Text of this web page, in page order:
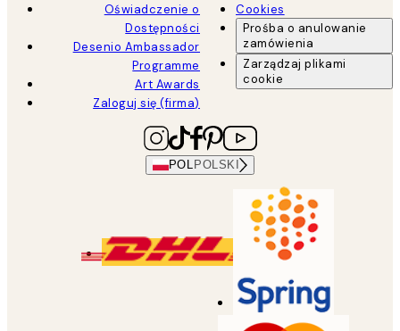
Oświadczenie o
Dostępności
Desenio Ambassador
Programme
Art Awards
Zaloguj się (firma)
Cookies
Prośba o anulowanie
zamówienia
Zarządzaj plikami
cookie
POL POLSKI